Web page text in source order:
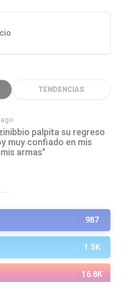
TENDENCIAS
palpita su regreso
muy confiado en mis
armas"
987
1.5K
16.8K